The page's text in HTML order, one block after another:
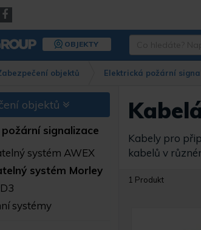
OBJEKTY
Co
Např.
kamera
HFW…
objektů Elektrická požární
objektů
signalizace
systém AWEX
systém Morley
systémy
Kabely pro
kabelů v
1 Produkt